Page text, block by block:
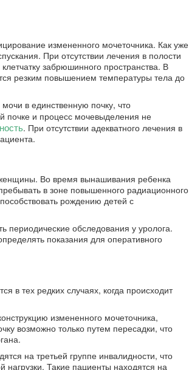
измененного мочеточника. Как уже
При отсутствии лечения в полости
забрюшинного пространства. В
резким повышением температуры тела до
в единственную почку, что
почке и процесс мочевыделения не
. При отсутствии адекватного лечения в
Во время вынашивания ребенка
в зоне повышенного радиационного
рождению детей с
обследования у уролога.
показания для оперативного
в тех редких случаях, когда происходит
измененного мочеточника,
возможно только путем пересадки, что
на третьей группе инвалидности, что
нагрузки. Такие пациенты находятся на